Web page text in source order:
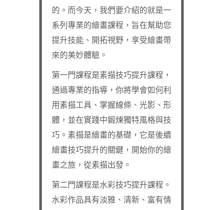
的。而今天，我們要介紹的就是一
系列專業的繪畫課程，旨在幫助您
提升技能、開拓視野，享受繪畫帶
來的美妙體驗。
第一門課程是素描技巧提升課程，
通過專業的指導，你將學會如何利
用素描工具、掌握線條、光影、形
體，並在實踐中鍛煉獨特風格與技
巧。素描是繪畫的基礎，它是後續
繪畫技巧提升的關鍵，開始你的繪
畫之旅，從素描出發。
第二門課程是水彩技巧提升課程。
水彩作品具有淡雅、清新、富有情